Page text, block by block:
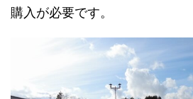
購入が必要です。